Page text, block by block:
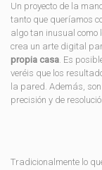
Un proyecto de la
tanto que queríamos
algo tan inusual como
crea un arte digital
propia casa. Es
veréis que los
la pared. Además, son
precisión y de
Tradicionalmente lo